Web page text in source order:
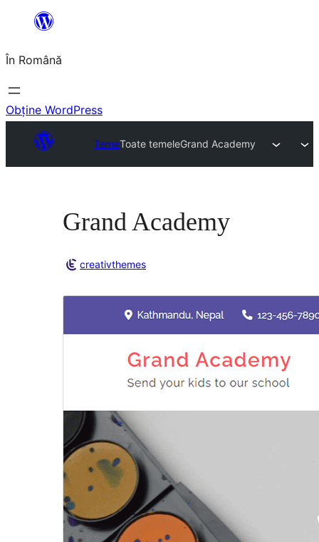
conținut
În Română
Obține WordPress
TemeToate temeleGrand Academy
Grand Academy
creativthemes